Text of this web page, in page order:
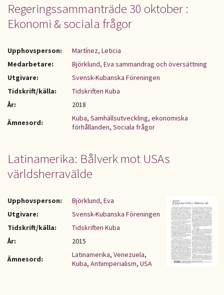
Regeringssammanträde 30 oktober :
Ekonomi & sociala frågor
Upphovsperson:
Martínez, Leticia
Medarbetare:
Björklund, Eva sammandrag och översättning
Utgivare:
Svensk-Kubanska Föreningen
Tidskrift/källa:
Tidskriften Kuba
År:
2018
Ämnesord:
Kuba, Samhällsutveckling, ekonomiska
förhållanden, Sociala frågor
Latinamerika: Bålverk mot USAs
världsherravälde
Upphovsperson:
Björklund, Eva
Utgivare:
Svensk-Kubanska Föreningen
Tidskrift/källa:
Tidskriften Kuba
År:
2015
Ämnesord:
Latinamerika, Venezuela,
Kuba, Antiimperialism, USA